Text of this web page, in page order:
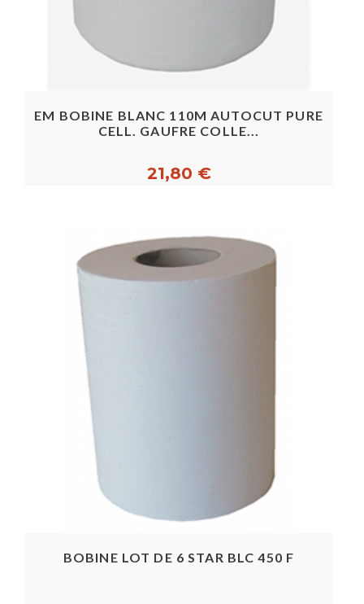
EM BOBINE BLANC 110M AUTOCUT PURE
CELL. GAUFRE COLLE...
21,80 €
BOBINE LOT DE 6 STAR BLC 450 F